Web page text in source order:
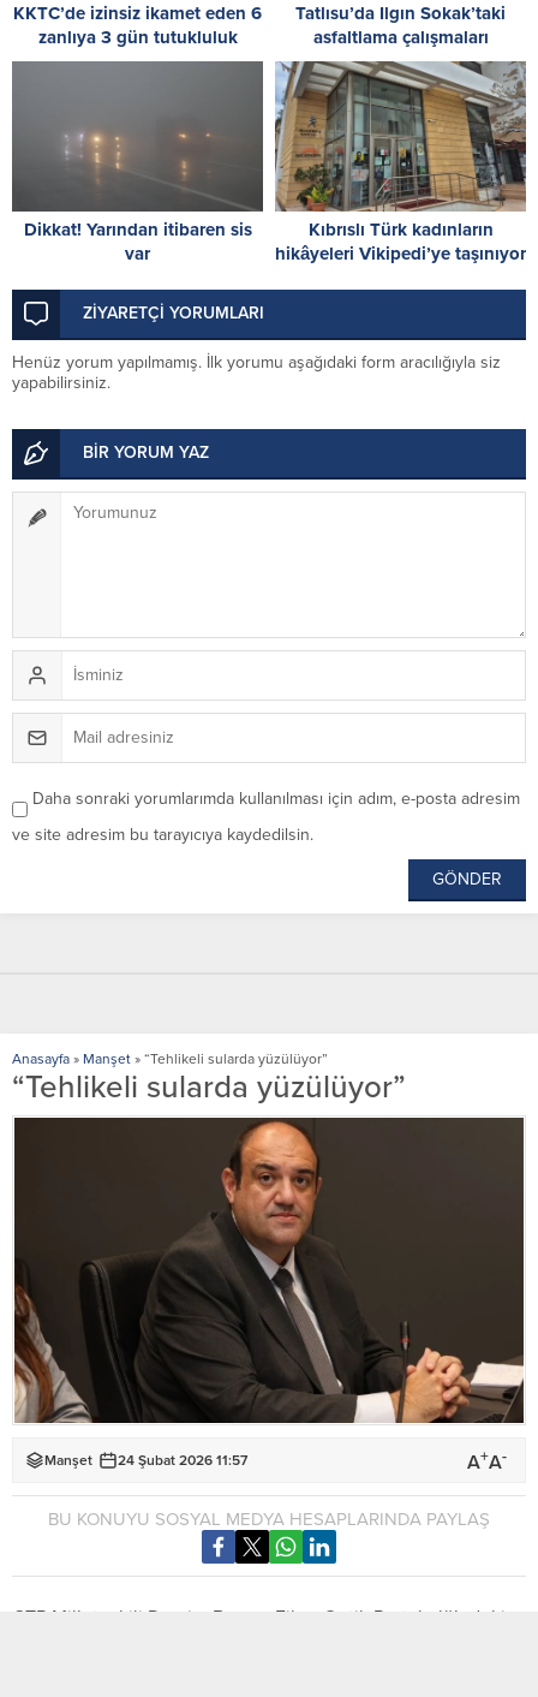
KKTC’de izinsiz ikamet eden 6
zanlıya 3 gün tutukluluk
Tatlısu’da Ilgın Sokak’taki
asfaltlama çalışmaları
tamamlandı
Dikkat! Yarından itibaren sis
var
Kıbrıslı Türk kadınların
hikâyeleri Vikipedi’ye taşınıyor
ZİYARETÇİ YORUMLARI
Henüz yorum yapılmamış. İlk yorumu aşağıdaki form aracılığıyla siz
yapabilirsiniz.
BİR YORUM YAZ
Daha sonraki yorumlarımda kullanılması için adım, e-posta adresim
ve site adresim bu tarayıcıya kaydedilsin.
Anasayfa » Manşet » “Tehlikeli sularda yüzülüyor”
“Tehlikeli sularda yüzülüyor”
Manşet 24 Şubat 2026 11:57 A+A-
BU KONUYU SOSYAL MEDYA HESAPLARINDA PAYLAŞ
CTP Milletvekili Devrim Barçın, Fiber Optik Protokolü’ndeki